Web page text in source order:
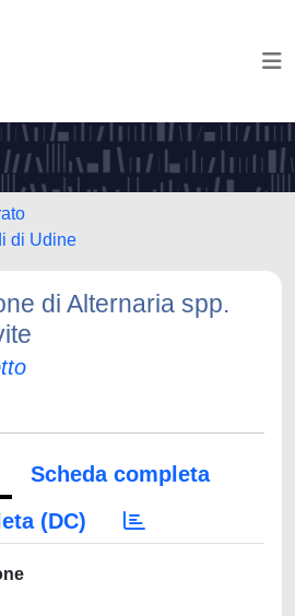
di Udine
di Alternaria spp.
Scheda completa
(DC)